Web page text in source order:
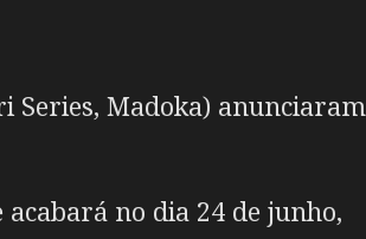
Series, Madoka) anunciaram
no dia 24 de junho,